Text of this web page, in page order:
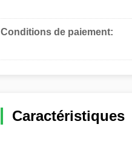
Conditions de paiement:
Caractéristiques